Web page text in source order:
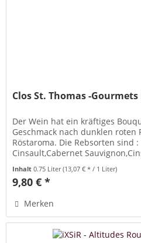
Clos St. Thomas -Gourmets
Der Wein hat ein kräftiges
Geschmack nach dunklen roten
Röstaroma. Die Rebsorten sind :
Cinsault,Cabernet
Inhalt0.75 Liter(13,07 € * / 1 Liter)
9,80 € *
Merken